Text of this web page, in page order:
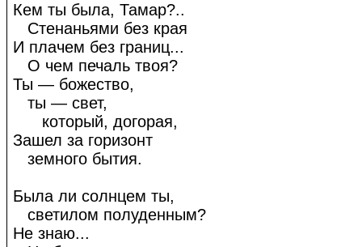
Кем ты была, Тамар?..
Стенаньями без края
И плачем без границ...
О чем печаль твоя?
Ты — божество,
ты — свет,
который, догорая,
Зашел за горизонт
земного бытия.
Была ли солнцем ты,
светилом полуденным?
Не знаю...